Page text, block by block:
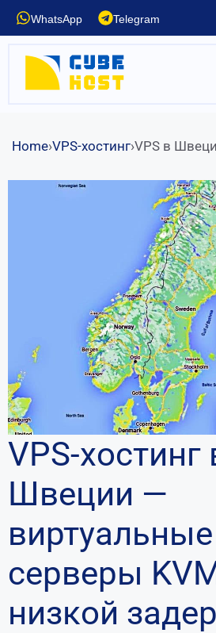
WhatsApp Telegram
Home›VPS-хостинг›VPS в
VPS-хостинг
Швеции —
виртуальные
серверы
низкой